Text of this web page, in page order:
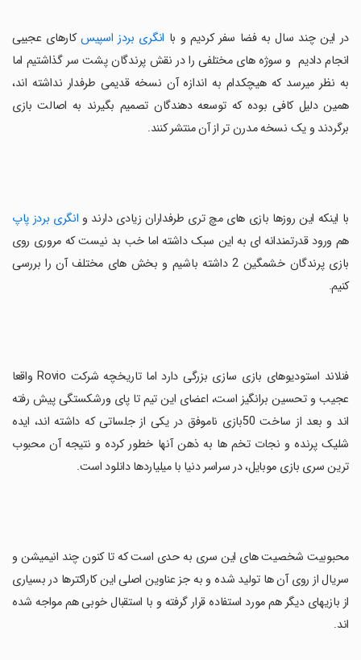
در این چند سال به فضا سفر کردیم و با انگری بردز اسپیسکارهای عجیبی
انجام دادیم و سوژه های مختلفی را در نقش پرندگان پشت سر گذاشتیم اما
به نظر میرسد که هیچکدام به اندازه آن نسخه قدیمی طرفدار نداشته اند،
همین دلیل کافی بوده که توسعه دهندگان تصمیم بگیرند به اصالت بازی
برگردند و یک نسخه مدرن تر از آن منتشر کنند.
با اینکه این روزها بازی های مچ تری طرفداران زیادی دارند و انگری بردز پاپ
هم ورود قدرتمندانه ای به این سبک داشته اما خب بد نیست که مروری روی
بازی پرندگان خشمگین 2 داشته باشیم و بخش های مختلف آن را بررسی
کنیم.
فنلاند استودیوهای بازی سازی بزرگی دارد اما تاریخچه شرکت Rovio واقعا
عجیب و تحسین برانگیز است، اعضای این تیم تا پای ورشکستگی پیش رفته
اند و بعد از ساخت 50بازی ناموفق در یکی از جلساتی که داشته اند، ایده
شلیک پرنده و نجات تخم ها به ذهن آنها خطور کرده و نتیجه آن محبوب
ترین سری بازی موبایل، در سراسر دنیا با میلیاردها دانلود است.
محبوبیت شخصیت های این سری به حدی است که تا کنون چند انیمیشن و
سریال از روی آن ها تولید شده و به جز عناوین اصلی این کاراکترها در بسیاری
از بازیهای دیگر هم مورد استفاده قرار گرفته و با استقبال خوبی هم مواجه شده
اند.